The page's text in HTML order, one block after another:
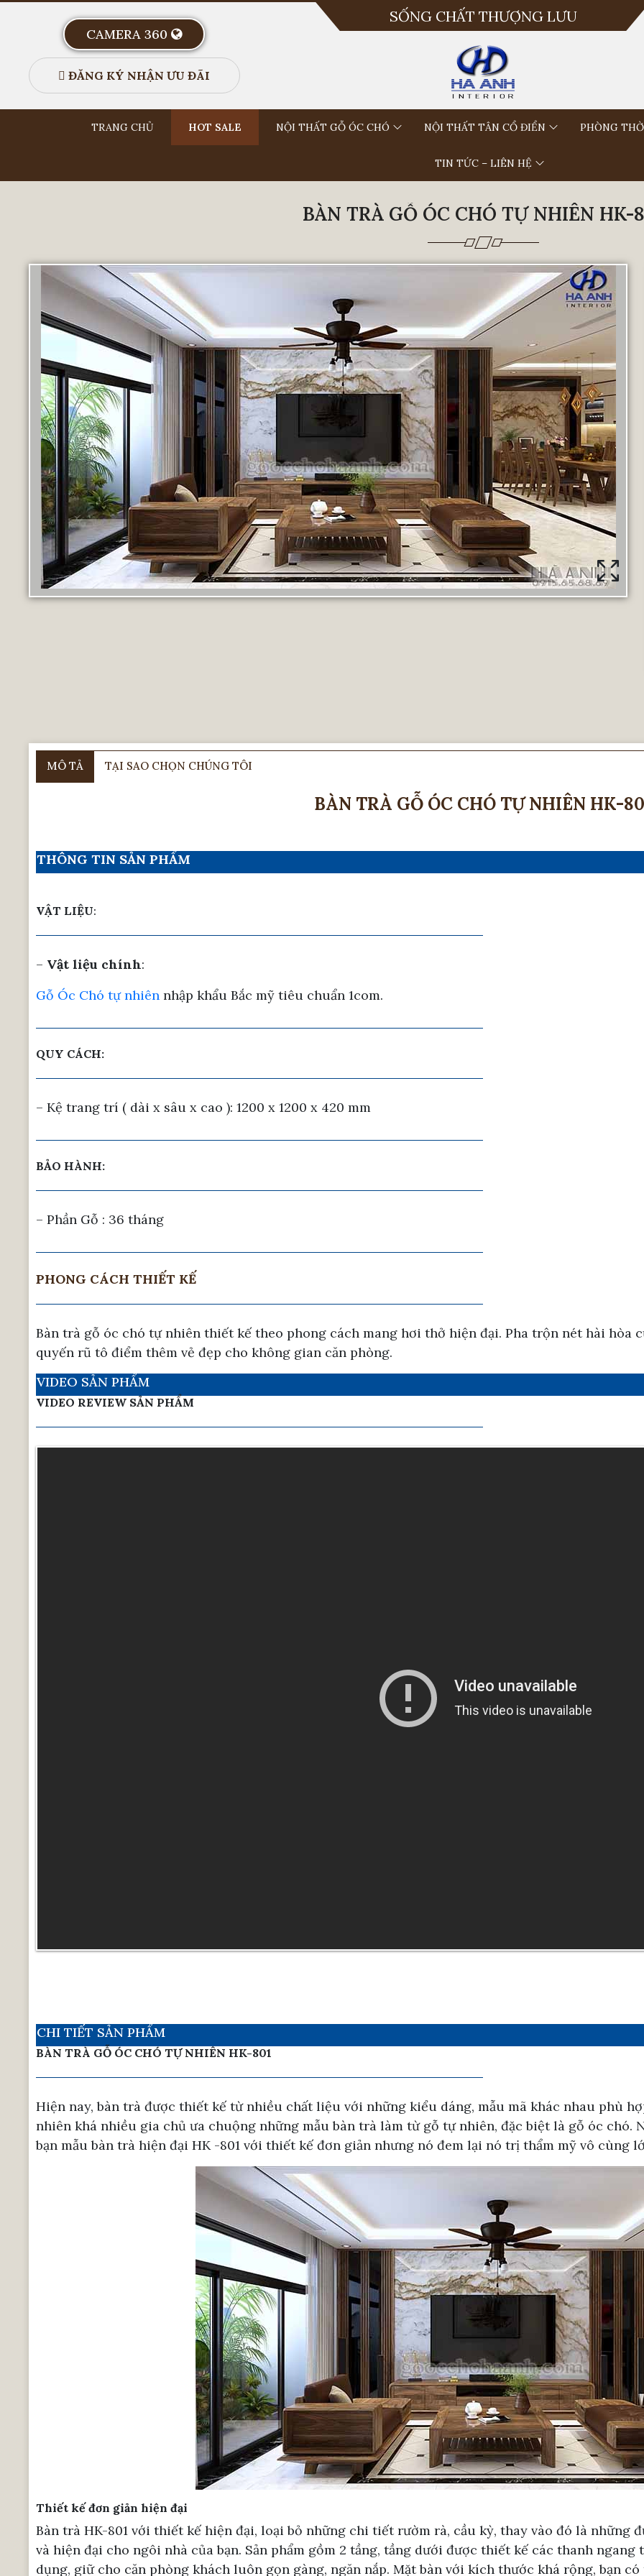
CAMERA 360
ĐĂNG KÝ NHẬN ƯU ĐÃI
SỐNG CHẤT THƯỢNG LƯU
TRANG CHỦ HOT SALE NỘI THẤT GỖ ÓC CHÓ NỘI THẤT TÂN CỔ ĐIỂN PHÒNG THỜ
TIN TỨC – LIÊN HỆ
BÀN TRÀ GỖ ÓC CHÓ TỰ NHIÊN HK-
MÔ TẢ TẠI SAO CHỌN CHÚNG TÔI
BÀN TRÀ GỖ ÓC CHÓ TỰ NHIÊN HK-
THÔNG TIN SẢN PHẨM
VẬT LIỆU:
– Vật liệu chính:
Gỗ Óc Chó tự nhiên nhập khẩu Bắc mỹ tiêu chuẩn 1com.
QUY CÁCH:
– Kệ trang trí ( dài x sâu x cao ): 1200 x 1200 x 420 mm
BẢO HÀNH:
– Phần Gỗ : 36 tháng
PHONG CÁCH THIẾT KẾ
Bàn trà gỗ óc chó tự nhiên thiết kế theo phong cách mang hơi thở hiện đại. Pha trộn nét hài hòa
quyến rũ tô điểm thêm vẻ đẹp cho không gian căn phòng.
VIDEO SẢN PHẨM
VIDEO REVIEW SẢN PHẨM
CHI TIẾT SẢN PHẨM
BÀN TRÀ GỖ ÓC CHÓ TỰ NHIÊN HK-801
Hiện nay, bàn trà được thiết kế từ nhiều chất liệu với những kiểu dáng, mẫu mã khác nhau phù
nhiên khá nhiều gia chủ ưa chuộng những mẫu bàn trà làm từ gỗ tự nhiên, đặc biệt là gỗ óc
bạn mẫu bàn trà hiện đại HK -801 với thiết kế đơn giản nhưng nó đem lại nó trị thẩm mỹ vô cùng
Thiết kế đơn giản hiện đại
Bàn trà HK-801 với thiết kế hiện đại, loại bỏ những chi tiết rườm rà, cầu kỳ, thay vào đó là những
và hiện đại cho ngôi nhà của bạn. Sản phẩm gồm 2 tầng, tầng dưới được thiết kế các thanh ngang
dụng, giữ cho căn phòng khách luôn gọn gàng, ngăn nắp. Mặt bàn với kích thước khá rộng, bạn